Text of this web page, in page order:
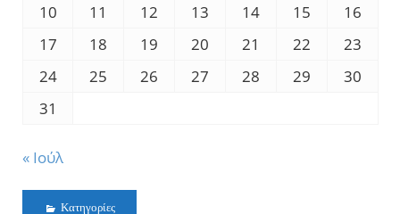
10
11 12 13 14 15
16
17
18 19 20 21 22
23
24
25 26 27 28 29
30
31
« Ιούλ
Kατηγορίες